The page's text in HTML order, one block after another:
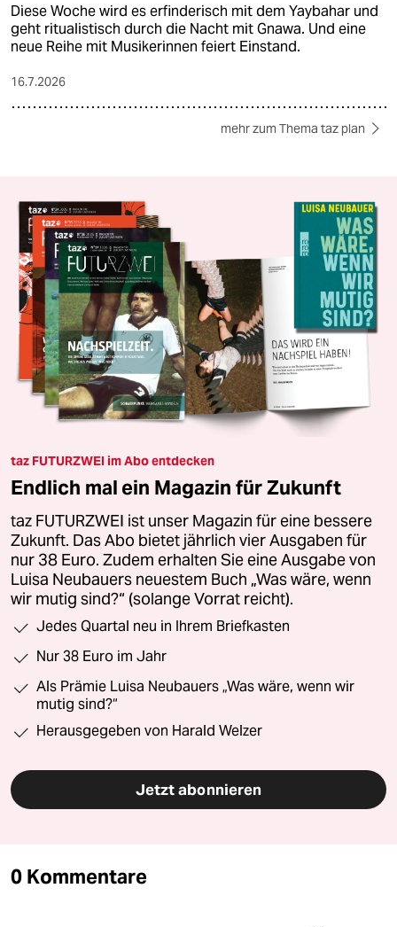
Diese Woche wird es erfinderisch mit dem Yaybahar und
geht ritualistisch durch die Nacht mit Gnawa. Und eine
neue Reihe mit Musikerinnen feiert Einstand.
16.7.2026
mehr zum Thema taz plan
taz FUTURZWEI im Abo entdecken
Endlich mal ein Magazin für Zukunft
taz FUTURZWEI ist unser Magazin für eine bessere
Zukunft. Das Abo bietet jährlich vier Ausgaben für
nur 38 Euro. Zudem erhalten Sie eine Ausgabe von
Luisa Neubauers neuestem Buch „Was wäre, wenn
wir mutig sind?“ (solange Vorrat reicht).
Jedes Quartal neu in Ihrem Briefkasten
Nur 38 Euro im Jahr
Als Prämie Luisa Neubauers „Was wäre, wenn wir
mutig sind?“
Herausgegeben von Harald Welzer
Jetzt abonnieren
0 Kommentare